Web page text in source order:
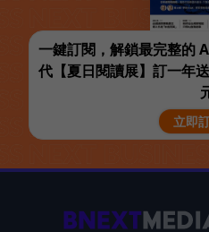
一鍵訂閱，解鎖最完整的
代【夏日閱讀展】訂一年
立即